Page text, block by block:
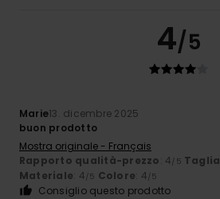
4/5
Marie13. dicembre 2025
buon prodotto
Mostra originale - Français
Rapporto qualità-prezzo: 4/5 Taglia
Materiale: 4/5 Colore: 4/5
Consiglio questo prodotto